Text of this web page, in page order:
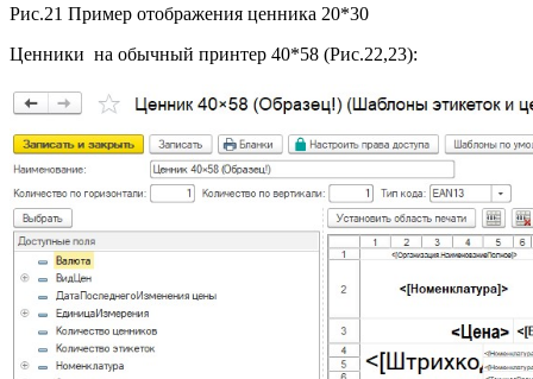
Рис.21 Пример отображения ценника 20*30
Ценники на обычный принтер 40*58 (Рис.22,23):